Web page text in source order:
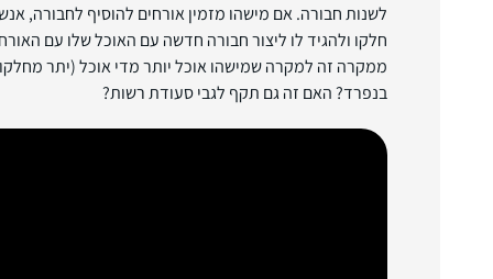
לשנות חבורה. אם מישהו מזמין אורחים להוסיף לחבורה,
חלקו ולהגיד לו ליצור חבורה חדשה עם האוכל שלו עם
ממקרה זה למקרה שמישהו אוכל יותר מדי אוכל (יתר
בנפרד? האם זה גם תקף לגבי סעודת רשות?